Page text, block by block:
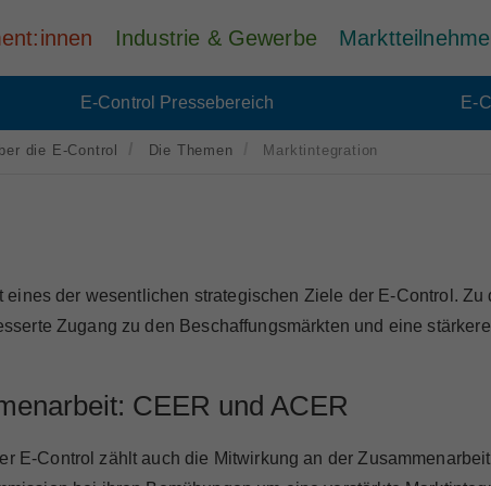
Industrie & Gewerbe
E-Control Pressebereich E-
die E-Control Die Themen Marktintegration
eines der wesentlichen strategischen Ziele der E-Control.
Zugang zu den Beschaffungsmärkten und eine
CEER und ACER
E-Control zählt auch die Mitwirkung an der